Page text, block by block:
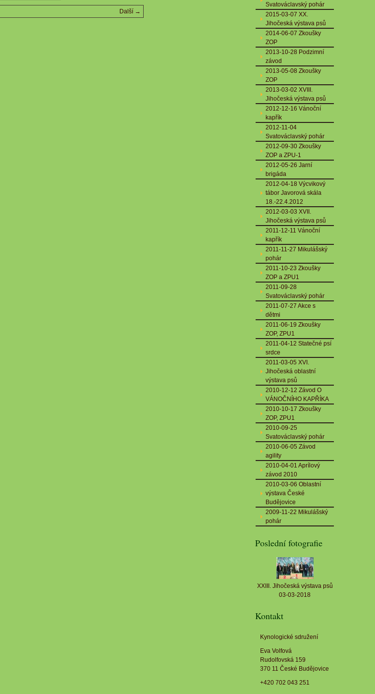
Další →
Svatováclavský pohár
2015-03-07 XX.
Jihočeská výstava psů
2014-06-07 Zkoušky
ZOP
2013-10-28 Podzimní
závod
2013-05-08 Zkoušky
ZOP
2013-03-02 XVIII.
Jihočeská výstava psů
2012-12-16 Vánoční
kapřík
2012-11-04
Svatováclavský pohár
2012-09-30 Zkoušky
ZOP a ZPU-1
2012-05-26 Jarní
brigáda
2012-04-18 Výcvikový
tábor Javorová skála
18.-22.4.2012
2012-03-03 XVII.
Jihočeská výstava psů
2011-12-11 Vánoční
kapřík
2011-11-27 Mikulášský
pohár
2011-10-23 Zkoušky
ZOP a ZPU1
2011-09-28
Svatováclavský pohár
2011-07-27 Akce s
dětmi
2011-06-19 Zkoušky
ZOP, ZPU1
2011-04-12 Statečné psí
srdce
2011-03-05 XVI.
Jihočeská oblastní
výstava psů
2010-12-12 Závod O
VÁNOČNÍHO KAPŘÍKA
2010-10-17 Zkoušky
ZOP, ZPU1
2010-09-25
Svatováclavský pohár
2010-06-05 Závod
agility
2010-04-01 Aprílový
závod 2010
2010-03-06 Oblastní
výstava České
Budějovice
2009-11-22 Mikulášský
pohár
Poslední fotografie
XXIII. Jihočeská výstava psů
03-03-2018
Kontakt
Kynologické sdružení
Eva Volfová
Rudolfovská 159
370 11 České Budějovice
+420 702 043 251